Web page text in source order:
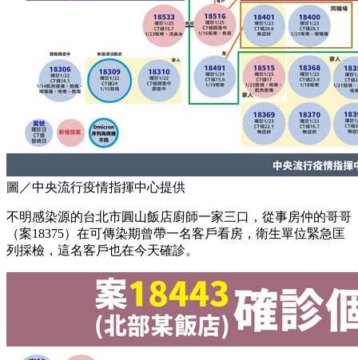
圖／中央流行疫情指揮中心提供
不明感染源的台北市圓山飯店廚師一家三口，從事房仲的哥哥
（案18375）在可傳染期曾帶一名客戶看房，衛生單位緊急匡
列採檢，這名客戶也在今天確診。